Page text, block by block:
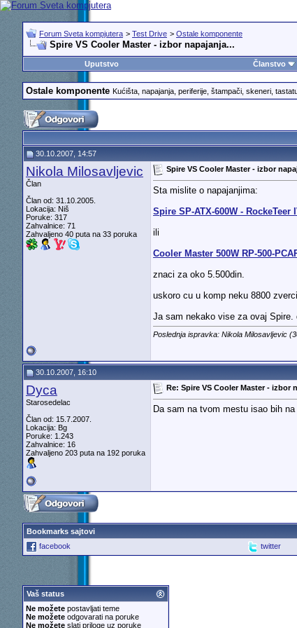
Forum Sveta kompjutera > Test Drive > Ostale komponente
Spire VS Cooler Master - izbor napajanja...
Uputstvo
Članstvo
Ostale komponente Kućišta, napajanja, periferije, štampači, skeneri,
30.10.2007, 14:57
Nikola Milosavljevic
Član
Član od: 31.10.2005.
Lokacija: Niš
Poruke: 317
Zahvalnice: 71
Zahvaljeno 40 puta na 33 poruka
Spire VS Cooler Master - izbor
Sta mislite o napajanjima:
Spire SP-ATX-600W -
ili
Cooler Master 500W RP-500-
znaci za oko 5.500din.
uskoro cu u komp neku 8800
Ja sam nekako vise za ovaj
Poslednja ispravka: Nikola Milosavljevic
30.10.2007, 16:10
Dyca
Starosedelac
Član od: 15.7.2007.
Lokacija: Bg
Poruke: 1.243
Zahvalnice: 16
Zahvaljeno 203 puta na 192 poruka
Re: Spire VS Cooler Master - izbor
Da sam na tvom mestu isao bih
Bookmarks sajtovi
facebook
twitter
Vaš status
Ne možetepostavljati teme
Ne možeteodgovarati na poruke
Ne možeteslati priloge uz poruke